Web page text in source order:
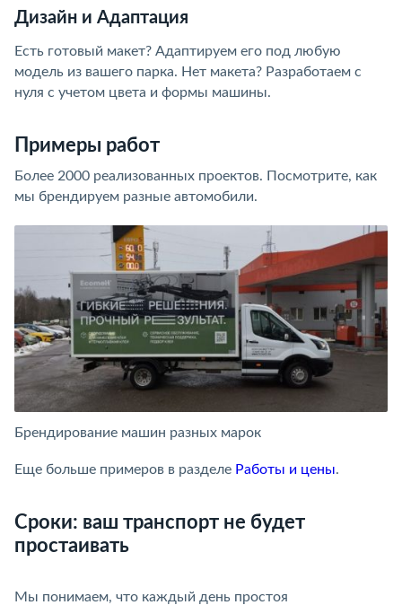
Дизайн и Адаптация
Есть готовый макет? Адаптируем его под любую
модель из вашего парка. Нет макета? Разработаем с
нуля с учетом цвета и формы машины.
Примеры работ
Более 2000 реализованных проектов. Посмотрите, как
мы брендируем разные автомобили.
Брендирование машин разных марок
Еще больше примеров в разделе Работы и цены.
Сроки: ваш транспорт не будет
простаивать
Мы понимаем, что каждый день простоя